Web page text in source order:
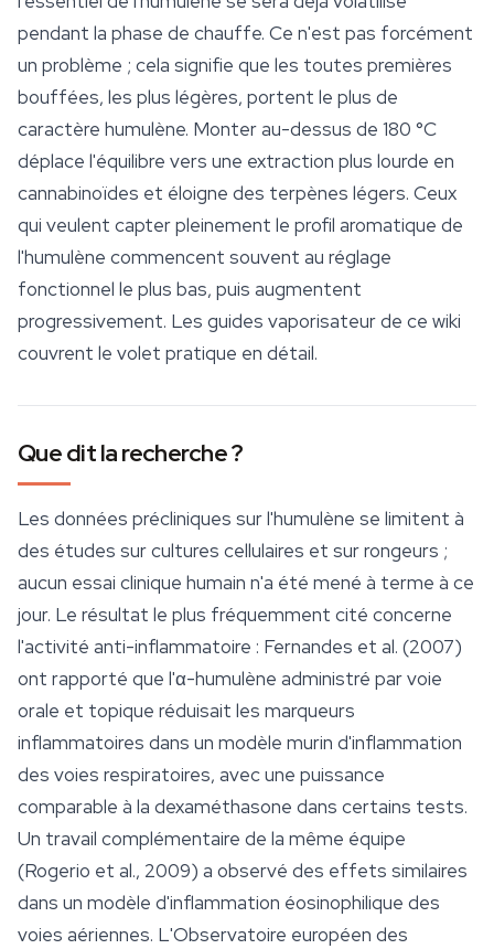
pendant la phase de chauffe. Ce n'est pas forcément
un problème ; cela signifie que les toutes premières
bouffées, les plus légères, portent le plus de
caractère humulène. Monter au-dessus de 180 °C
déplace l'équilibre vers une extraction plus lourde en
cannabinoïdes et éloigne des terpènes légers. Ceux
qui veulent capter pleinement le profil aromatique de
l'humulène commencent souvent au réglage
fonctionnel le plus bas, puis augmentent
progressivement. Les guides vaporisateur de ce wiki
couvrent le volet pratique en détail.
Que dit la recherche ?
Les données précliniques sur l'humulène se limitent à
des études sur cultures cellulaires et sur rongeurs ;
aucun essai clinique humain n'a été mené à terme à ce
jour. Le résultat le plus fréquemment cité concerne
l'activité anti-inflammatoire : Fernandes et al. (2007)
ont rapporté que l'α-humulène administré par voie
orale et topique réduisait les marqueurs
inflammatoires dans un modèle murin d'inflammation
des voies respiratoires, avec une puissance
comparable à la dexaméthasone dans certains tests.
Un travail complémentaire de la même équipe
(Rogerio et al., 2009) a observé des effets similaires
dans un modèle d'inflammation éosinophilique des
voies aériennes. L'Observatoire européen des